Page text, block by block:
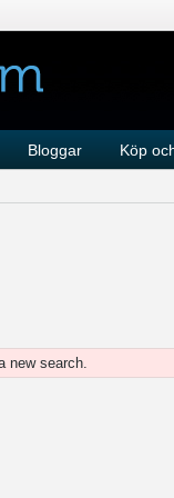
Bloggar Köp
new search.